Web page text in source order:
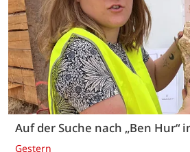
Auf der Suche nach „Ben Hur“
Gestern